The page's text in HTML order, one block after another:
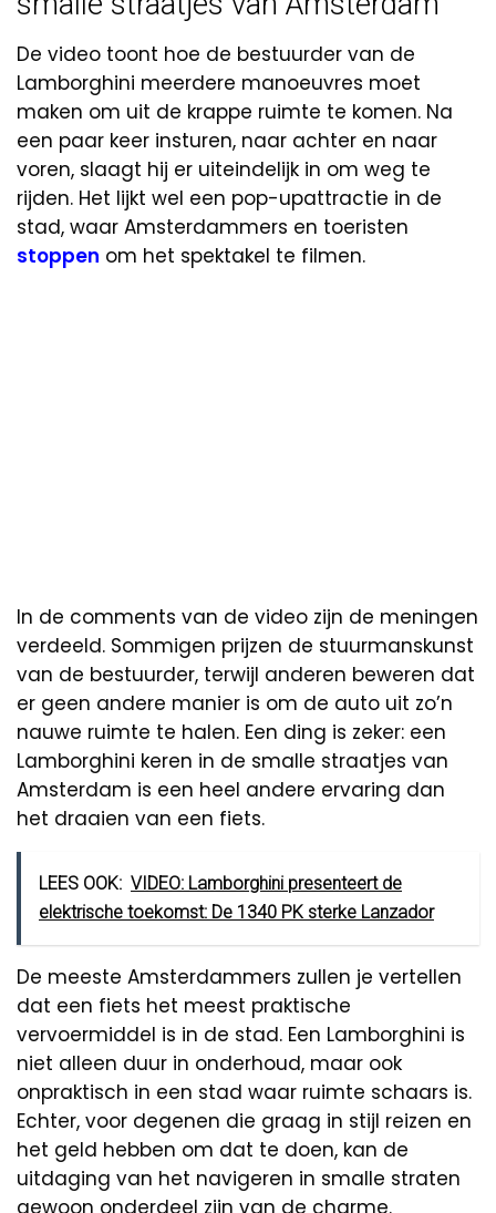
De video toont hoe de bestuurder van de
Lamborghini meerdere manoeuvres moet
maken om uit de krappe ruimte te komen. Na
een paar keer insturen, naar achter en naar
voren, slaagt hij er uiteindelijk in om weg te
rijden. Het lijkt wel een pop-upattractie in de
stad, waar Amsterdammers en toeristen
stoppen om het spektakel te filmen.
In de comments van de video zijn de meningen
verdeeld. Sommigen prijzen de stuurmanskunst
van de bestuurder, terwijl anderen beweren dat
er geen andere manier is om de auto uit zo’n
nauwe ruimte te halen. Een ding is zeker: een
Lamborghini keren in de smalle straatjes van
Amsterdam is een heel andere ervaring dan
het draaien van een fiets.
LEES OOK: VIDEO: Lamborghini presenteert de
elektrische toekomst: De 1340 PK sterke Lanzador
De meeste Amsterdammers zullen je vertellen
dat een fiets het meest praktische
vervoermiddel is in de stad. Een Lamborghini is
niet alleen duur in onderhoud, maar ook
onpraktisch in een stad waar ruimte schaars is.
Echter, voor degenen die graag in stijl reizen en
het geld hebben om dat te doen, kan de
uitdaging van het navigeren in smalle straten
gewoon onderdeel zijn van de charme.